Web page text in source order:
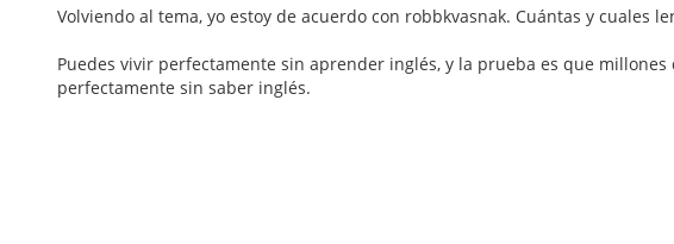
Volviendo al tema, yo estoy de acuerdo con robbkvasnak. Cuántas y cuales
Puedes vivir perfectamente sin aprender inglés, y la prueba es que
perfectamente sin saber inglés.